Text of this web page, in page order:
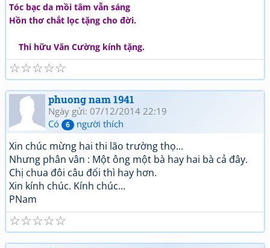
Tóc bạc da mồi tâm vẫn sáng
Hồn thơ chắt lọc tặng cho đời.
Thi hữu Văn Cường kính tặng.
☆
☆
☆
☆
☆
phuong nam 1941
Ngày gửi: 07/12/2014 22:19
Có
6 người thích
Xin chúc mừng hai thi lão trường thọ...
Nhưng phân vân : Một ông một bà hay hai bà cả đây.
Chị chua đôi câu đối thì hay hơn.
Xin kính chúc. Kính chúc...
PNam
☆
☆
☆
☆
☆